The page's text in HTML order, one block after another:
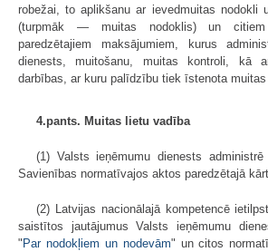
robežai, to aplikšanu ar ievedmuitas nodokli
(turpmāk — muitas nodoklis) un citiem
paredzētajiem maksājumiem, kurus
dienests, muitošanu, muitas kontroli, kā
darbības, ar kuru palīdzību tiek īstenota muitas
4.pants. Muitas lietu vadība
(1) Valsts ieņēmumu dienests
Savienības normatīvajos aktos paredzētajā
(2) Latvijas nacionālajā kompetencē
saistītos jautājumus Valsts ieņēmumu
" Par nodokļiem un nodevām" un citos